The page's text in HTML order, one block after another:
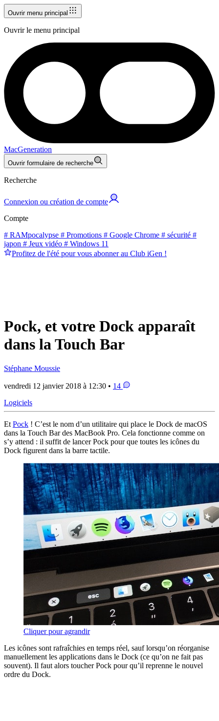
Ouvrir menu principal
Ouvrir le menu principal
MacGeneration
Ouvrir formulaire de recherche
Recherche
Connexion ou création de compte
Compte
# RAMpocalypse # Promotions # Google Chrome # sécurité #
japon # Jeux vidéo # Windows 11
Profitez de l'été pour vous abonner au Club iGen !
Pock, et votre Dock apparaît
dans la Touch Bar
Stéphane Moussie
vendredi 12 janvier 2018 à 12:30 • 14
Logiciels
Et Pock ! C’est le nom d’un utilitaire qui place le Dock de macOS
dans la Touch Bar des MacBook Pro. Cela fonctionne comme on
s’y attend : il suffit de lancer Pock pour que toutes les icônes du
Dock figurent dans la barre tactile.
Cliquer pour agrandir
Les icônes sont rafraîchies en temps réel, sauf lorsqu’on réorganise
manuellement les applications dans le Dock (ce qu’on ne fait pas
souvent). Il faut alors toucher Pock pour qu’il reprenne le nouvel
ordre du Dock.